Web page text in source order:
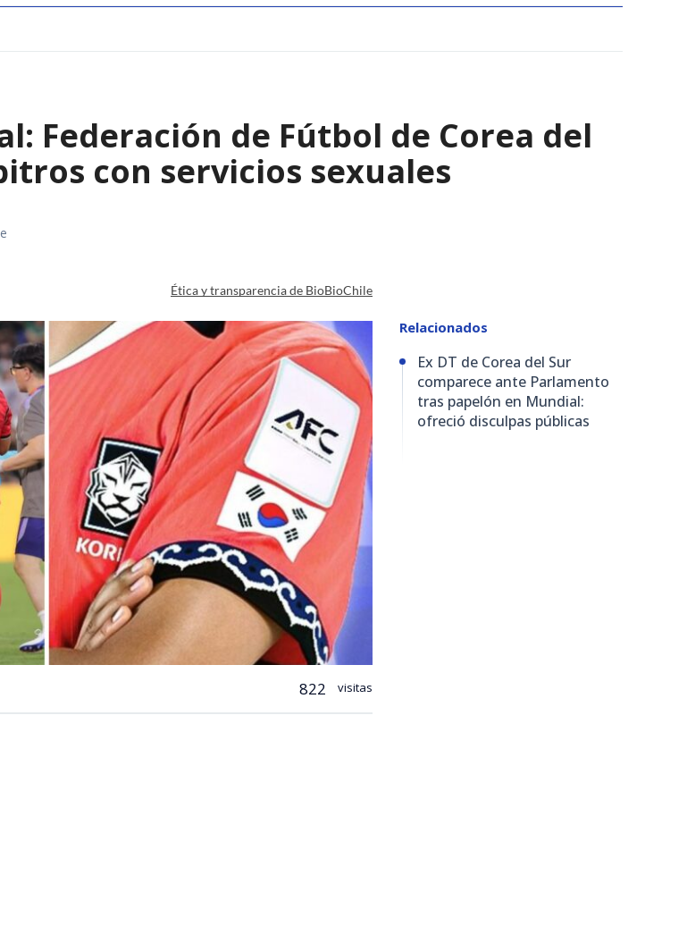
Federación de Fútbol de Corea del
con servicios sexuales
Ética y transparencia de BioBioChile
822 visitas
Relacionados
Ex DT de Corea del Sur
comparece ante Parlamento
tras papelón en Mundial:
ofreció disculpas públicas